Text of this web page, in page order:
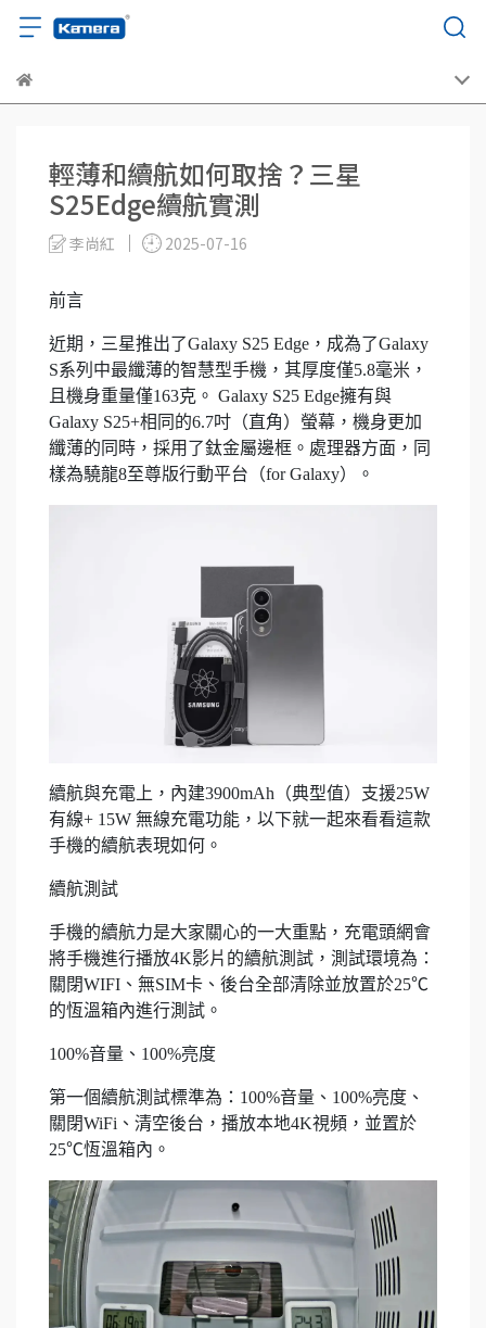
輕薄和續航如何取捨？三星
S25Edge續航實測
李尚紅 2025-07-16
前言
近期，三星推出了Galaxy S25 Edge，成為了Galaxy
S系列中最纖薄的智慧型手機，其厚度僅5.8毫米，
且機身重量僅163克。 Galaxy S25 Edge擁有與
Galaxy S25+相同的6.7吋（直角）螢幕，機身更加
纖薄的同時，採用了鈦金屬邊框。處理器方面，同
樣為驍龍8至尊版行動平台（for Galaxy）。
續航與充電上，內建3900mAh（典型值）支援25W
有線+ 15W 無線充電功能，以下就一起來看看這款
手機的續航表現如何。
續航測試
手機的續航力是大家關心的一大重點，充電頭網會
將手機進行播放4K影片的續航測試，測試環境為：
關閉WIFI、無SIM卡、後台全部清除並放置於25℃
的恆溫箱內進行測試。
100%音量、100%亮度
第一個續航測試標準為：100%音量、100%亮度、
關閉WiFi、清空後台，播放本地4K視頻，並置於
25℃恆溫箱內。